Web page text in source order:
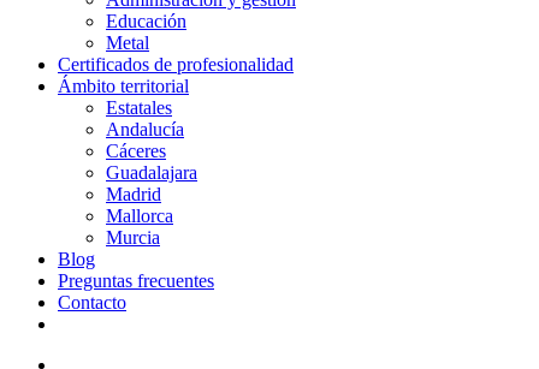
Educación
Metal
Certificados de profesionalidad
Ámbito territorial
Estatales
Andalucía
Cáceres
Guadalajara
Madrid
Mallorca
Murcia
Blog
Preguntas frecuentes
Contacto